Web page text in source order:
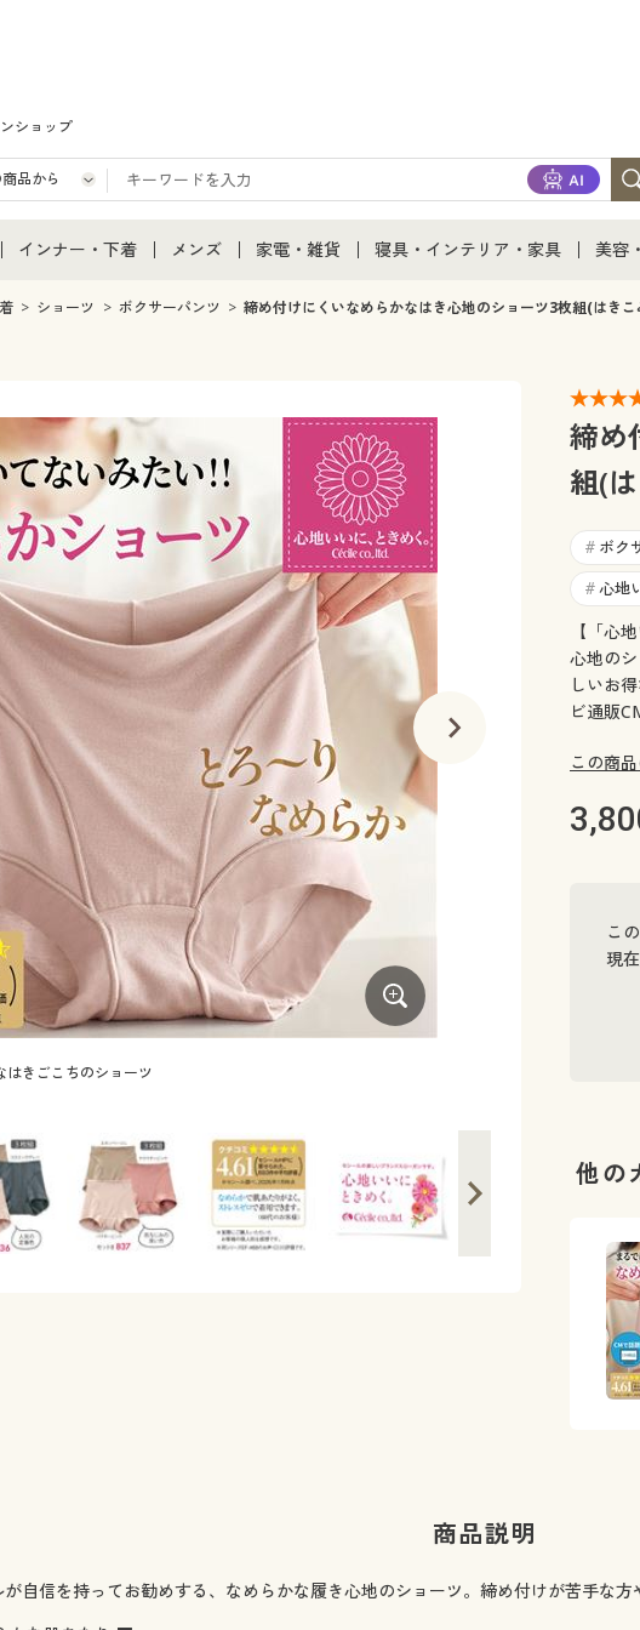
ショップ
すべて
インナー・下着
インナー・下着通販すべて
メンズ下着
ジュニア・ティーンズ下着
メンズ
メンズ通販すべて
家電・雑貨
家電・雑貨すべて
キッチン・雑貨・日用品
寝具・インテリア・家具
寝具・インテリア・家具通販すべ
寝具・ベッド
カーテン・ラグ・ファブリック
美容
美容
ショーツ ボクサーパンツ 締め付けにくいなめらかなはき心地のショーツ3枚組(はき
はきごこちのショーツ
締め
組(
# ボク
# 心地
【「心
心地の
しいお
ビ通販
この商
こ
現
他の
商品説明
が自信を持ってお勧めする、なめらかな履き心地のショーツ。締め付けが苦手な方